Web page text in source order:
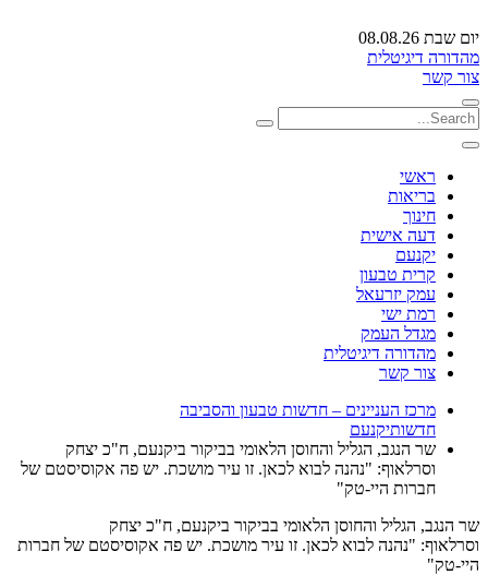
יום שבת 08.08.26
מהדורה דיגיטלית
צור קשר
ראשי
בריאות
חינוך
דעה אישית
יקנעם
קרית טבעון
עמק יזרעאל
רמת ישי
מגדל העמק
מהדורה דיגיטלית
צור קשר
מרכז העניינים – חדשות טבעון והסביבה
חדשותיקנעם
שר הנגב, הגליל והחוסן הלאומי בביקור ביקנעם, ח"כ יצחק
וסרלאוף: "נהנה לבוא לכאן. זו עיר מושכת. יש פה אקוסיסטם של
חברות היי-טק"
שר הנגב, הגליל והחוסן הלאומי בביקור ביקנעם, ח"כ יצחק
וסרלאוף: "נהנה לבוא לכאן. זו עיר מושכת. יש פה אקוסיסטם של חברות
היי-טק"